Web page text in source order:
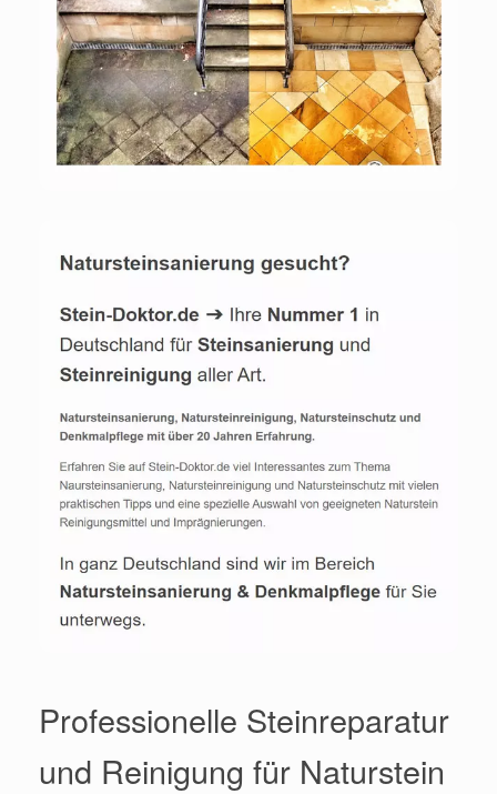
Professionelle Steinreparatur
und Reinigung für Naturstein